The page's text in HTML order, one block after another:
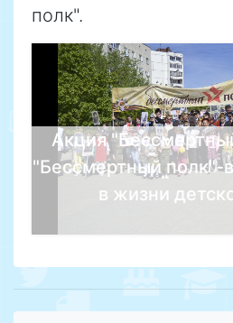
полк".
Акция
"Бессмертный полк"-
в жизни